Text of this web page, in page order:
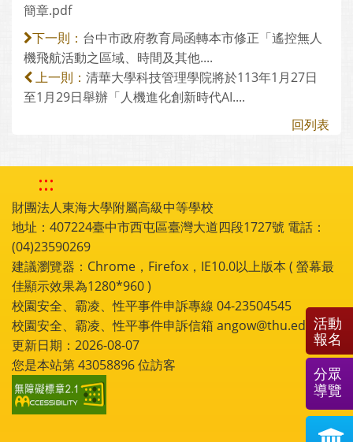
簡章.pdf
下一則： 台中市政府教育局函轉本市修正「遙控無人
機飛航活動之區域、時間及其他....
上一則： 清華大學科技管理學院將於113年1月27日
至1月29日舉辦「人機進化創新時代AI....
回列表
:::
財團法人東海大學附屬高級中等學校
地址：407224臺中市西屯區臺灣大道四段1727號 電話：
(04)23590269
建議瀏覽器：Chrome，Firefox，IE10.0以上版本 ( 螢幕最
佳顯示效果為1280*960 )
校園安全、霸凌、性平事件申訴專線 04-23504545
校園安全、霸凌、性平事件申訴信箱 angow@thu.edu.tw
更新日期：2026-08-07
您是本站第43058896位訪客
活動
報名
分眾
導覽